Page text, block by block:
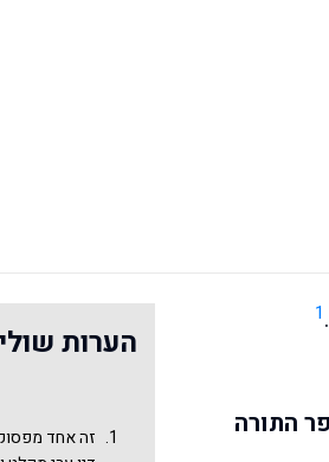
1
התורה
הערות
זה אחד